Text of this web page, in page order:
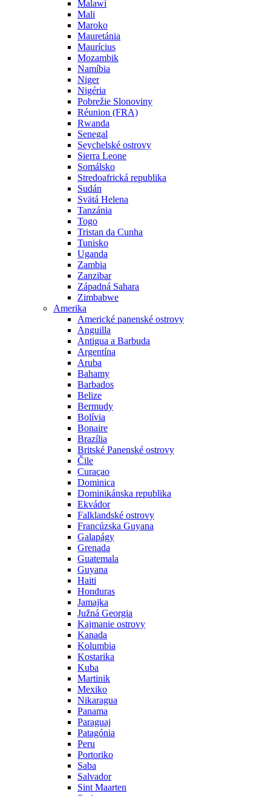
Malawi
Mali
Maroko
Mauretánia
Maurícius
Mozambik
Namíbia
Niger
Nigéria
Pobrežie Slonoviny
Réunion (FRA)
Rwanda
Senegal
Seychelské ostrovy
Sierra Leone
Somálsko
Stredoafrická republika
Sudán
Svätá Helena
Tanzánia
Togo
Tristan da Cunha
Tunisko
Uganda
Zambia
Zanzibar
Západná Sahara
Zimbabwe
Amerika
Americké panenské ostrovy
Anguilla
Antigua a Barbuda
Argentína
Aruba
Bahamy
Barbados
Belize
Bermudy
Bolívia
Bonaire
Brazília
Britské Panenské ostrovy
Čile
Curaçao
Dominica
Dominikánska republika
Ekvádor
Falklandské ostrovy
Francúzska Guyana
Galapágy
Grenada
Guatemala
Guyana
Haiti
Honduras
Jamajka
Južná Georgia
Kajmanie ostrovy
Kanada
Kolumbia
Kostarika
Kuba
Martinik
Mexiko
Nikaragua
Panama
Paraguaj
Patagónia
Peru
Portoriko
Saba
Salvador
Sint Maarten